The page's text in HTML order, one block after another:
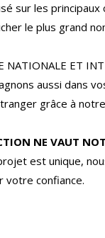
sur les principaux
le plus grand
NATIONALE ET
aussi dans
grâce à
NE VAUT
est unique,
confiance.